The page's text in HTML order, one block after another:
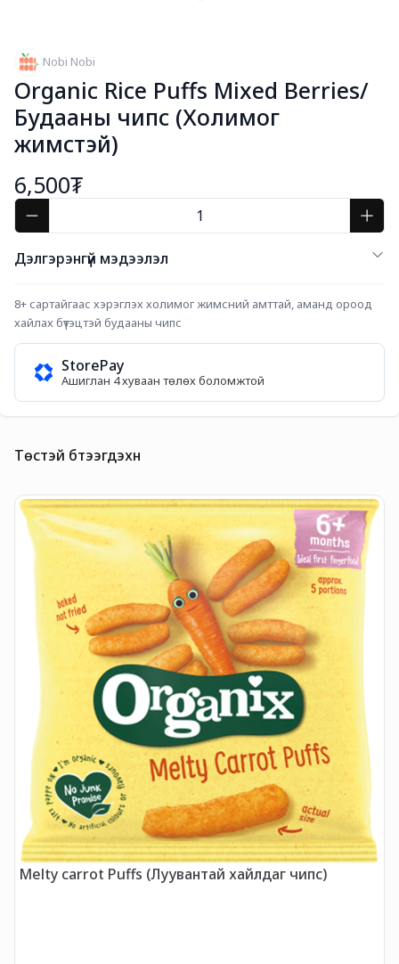
Nobi Nobi
Organic Rice Puffs Mixed Berries/
Будааны чипс (Холимог
жимстэй)
6,500₮
Дэлгэрэнгүй мэдээлэл
8+ сартайгаас хэрэглэх холимог жимсний амттай, аманд ороод
хайлах бүтэцтэй будааны чипс
StorePay
Ашиглан 4 хуваан төлөх боломжтой
Төстэй бүтээгдэхүүн
Melty carrot Puffs (Луувантай хайлдаг чипс)